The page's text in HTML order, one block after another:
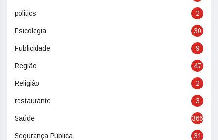
politics 2
Psicologia 30
Publicidade 9
Região 47
Religião 2
restaurante 3
Saúde 366
Segurança Pública 31